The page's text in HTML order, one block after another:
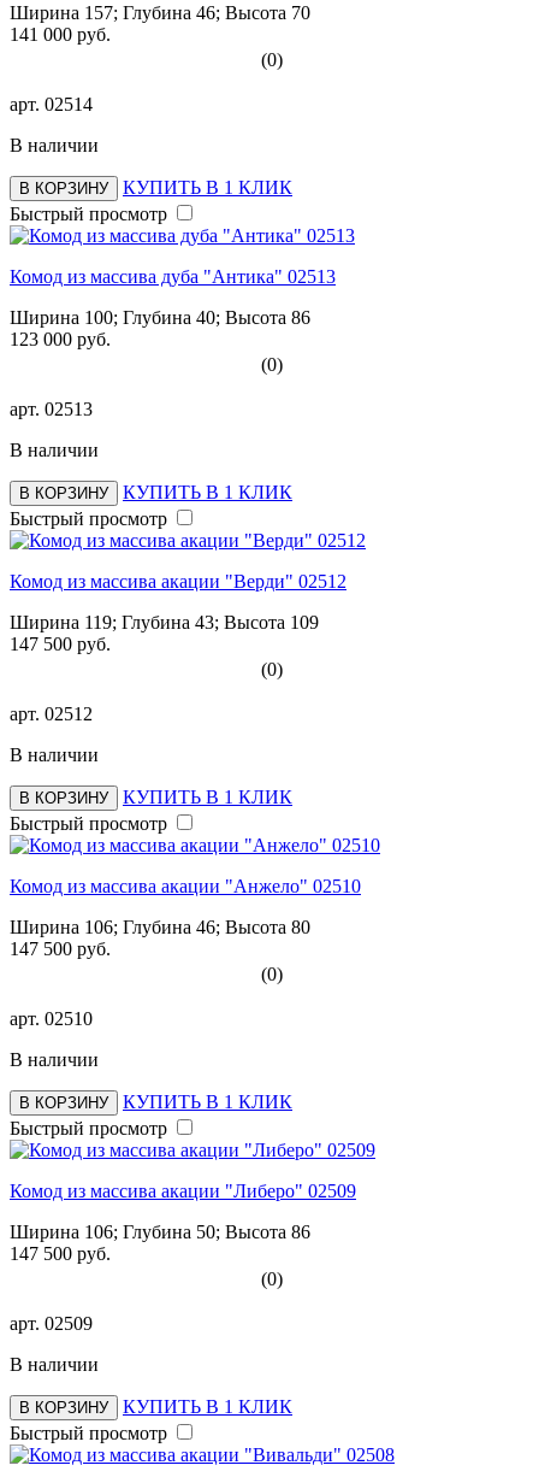
Ширина 157; Глубина 46; Высота 70
141 000 руб.
(0)
арт. 02514
В наличии
В КОРЗИНУ
КУПИТЬ В 1 КЛИК
Быстрый просмотр
Комод из массива дуба "Антика" 02513
Ширина 100; Глубина 40; Высота 86
123 000 руб.
(0)
арт. 02513
В наличии
В КОРЗИНУ
КУПИТЬ В 1 КЛИК
Быстрый просмотр
Комод из массива акации "Верди" 02512
Ширина 119; Глубина 43; Высота 109
147 500 руб.
(0)
арт. 02512
В наличии
В КОРЗИНУ
КУПИТЬ В 1 КЛИК
Быстрый просмотр
Комод из массива акации "Анжело" 02510
Ширина 106; Глубина 46; Высота 80
147 500 руб.
(0)
арт. 02510
В наличии
В КОРЗИНУ
КУПИТЬ В 1 КЛИК
Быстрый просмотр
Комод из массива акации "Либеро" 02509
Ширина 106; Глубина 50; Высота 86
147 500 руб.
(0)
арт. 02509
В наличии
В КОРЗИНУ
КУПИТЬ В 1 КЛИК
Быстрый просмотр